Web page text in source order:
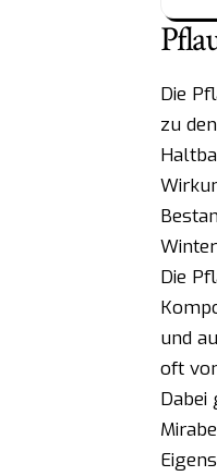
Die
zu
Die
und
oft
Dabei